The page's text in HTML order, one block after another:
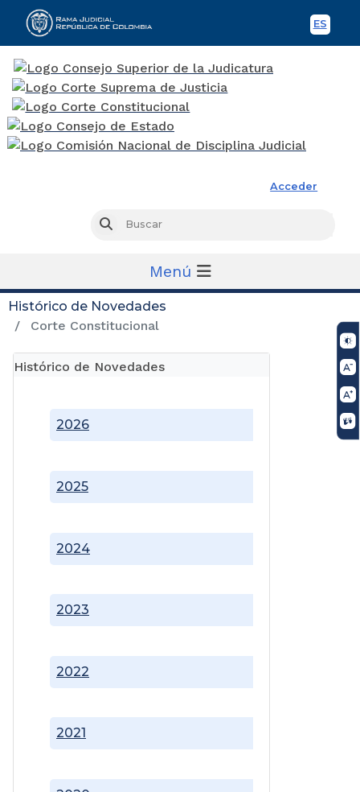
ES
Acceder
Buscar
Menú
Histórico de Novedades
Corte Constitucional
Histórico de Novedades
2021
2022
2023
2024
2025
2026